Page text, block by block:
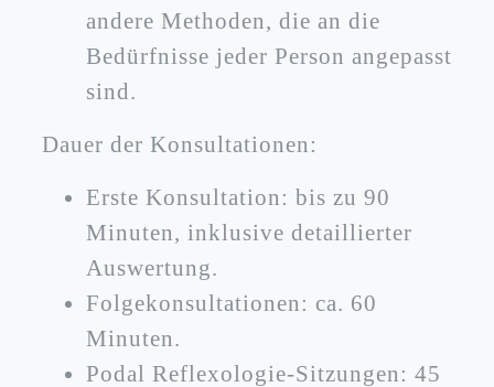
andere Methoden, die an die
Bedürfnisse jeder Person angepasst
sind.
Dauer der Konsultationen:
Erste Konsultation: bis zu 90
Minuten, inklusive detaillierter
Auswertung.
Folgekonsultationen: ca. 60
Minuten.
Podal Reflexologie-Sitzungen: 45